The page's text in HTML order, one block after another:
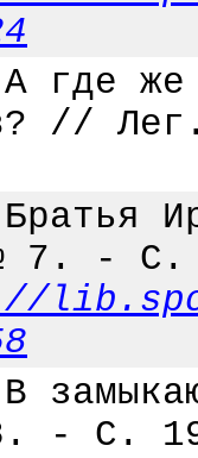
где же
//
7. - С.
- С.